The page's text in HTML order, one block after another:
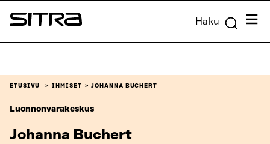
Siirry
suoraan
Sitra Haku
ETUSIVU IHMISET JOHANNA BUCHERT
Luonnonvarakeskus
Johanna Buchert